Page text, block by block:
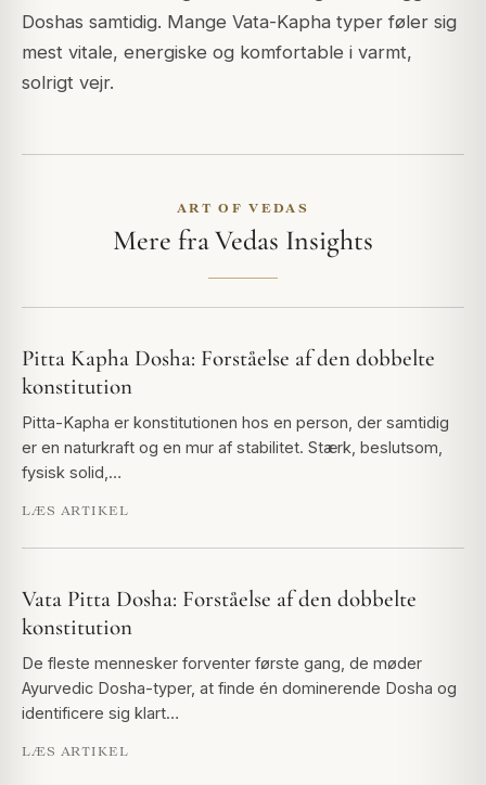
Doshas samtidig. Mange Vata-Kapha typer føler sig
mest vitale, energiske og komfortable i varmt,
solrigt vejr.
ART OF VEDAS
Mere fra Vedas Insights
Pitta Kapha Dosha: Forståelse af den dobbelte
konstitution
Pitta-Kapha er konstitutionen hos en person, der samtidig
er en naturkraft og en mur af stabilitet. Stærk, beslutsom,
fysisk solid,…
LÆS ARTIKEL
Vata Pitta Dosha: Forståelse af den dobbelte
konstitution
De fleste mennesker forventer første gang, de møder
Ayurvedic Dosha-typer, at finde én dominerende Dosha og
identificere sig klart…
LÆS ARTIKEL